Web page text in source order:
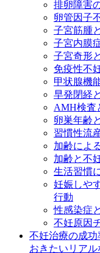
排卵障害
卵管因子
子宮筋腫
子宮内膜
子宮奇形
免疫性不
甲状腺機
早発閉経
AMH検査
卵巣年齢
習慣性流
加齢によ
加齢と不
生活習慣
妊娠しや
行動
性感染症
不妊原因
不妊治療の成
おきたいリア